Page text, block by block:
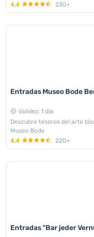
4.4
230+
Entradas Museo Bode
Validez: 1 día
Descubre tesoros del arte
Museo Bode
4.4
220+
Entradas "Bar jeder